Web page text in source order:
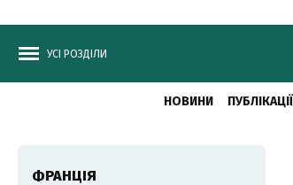
УСІ РОЗДІЛИ
НОВИНИ ПУБЛІКАЦІЇ
ФРАНЦІЯ